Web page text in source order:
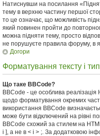
Натиснувши на посилання
тему в верхню частину першої
то це означає, що можливість
який повинен пройти до
можна підняти тему, просто
не порушуєте правила форуму, в
Догори
Форматування тексту і
Що таке BBCode?
BBCode - це особлива
щодо форматування окремих
використання BBCode
може бути відключений на рівні
BBCode схожий за стилем на
і ], а не в < і > ;. За додатковою